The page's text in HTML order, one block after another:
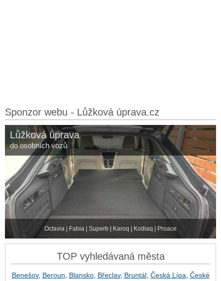
Sponzor webu - Lůžková úprava.cz
Lůžková úprava
do osobních vozů
Octavia | Fabia | Superb | Karoq | Kodiaq | Proace
TOP vyhledávaná města
Benešov, Beroun Blansko, Břeclav, Bruntál, Česká Lípa České